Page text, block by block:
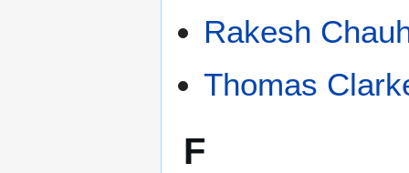
Rakesh
Thomas
F